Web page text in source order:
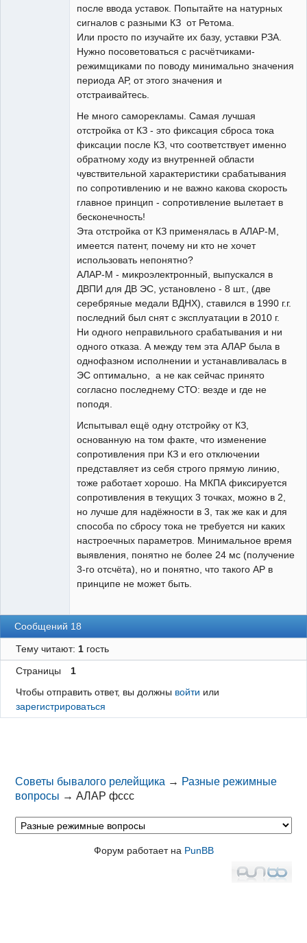
после ввода уставок. Попытайте на натурных
сигналов с разными КЗ от Ретома.
Или просто по изучайте их базу, уставки РЗА.
Нужно посоветоваться с расчётчиками-
режимщиками по поводу минимально значения
периода АР, от этого значения и
отстраивайтесь.
Не много саморекламы. Самая лучшая
отстройка от КЗ - это фиксация сброса тока
фиксации после КЗ, что соответствует именно
обратному ходу из внутренней области
чувствительной характеристики срабатывания
по сопротивлению и не важно какова скорость
главное принцип - сопротивление вылетает в
бесконечность!
Эта отстройка от КЗ применялась в АЛАР-М,
имеется патент, почему ни кто не хочет
использовать непонятно?
АЛАР-М - микроэлектронный, выпускался в
ДВПИ для ДВ ЭС, установлено - 8 шт., (две
серебряные медали ВДНХ), ставился в 1990 г.г.
последний был снят с эксплуатации в 2010 г.
Ни одного неправильного срабатывания и ни
одного отказа. А между тем эта АЛАР была в
однофазном исполнении и устанавливалась в
ЭС оптимально, а не как сейчас принято
согласно последнему СТО: везде и где не
поподя.
Испытывал ещё одну отстройку от КЗ,
основанную на том факте, что изменение
сопротивления при КЗ и его отключении
представляет из себя строго прямую линию,
тоже работает хорошо. На МКПА фиксируется
сопротивления в текущих 3 точках, можно в 2,
но лучше для надёжности в 3, так же как и для
способа по сбросу тока не требуется ни каких
настроечных параметров. Минимальное время
выявления, понятно не более 24 мс (получение
3-го отсчёта), но и понятно, что такого АР в
принципе не может быть.
Сообщений 18
Тему читают: 1гость
Страницы
1
Чтобы отправить ответ, вы должны войти или
зарегистрироваться
Советы бывалого релейщика → Разные режимные
вопросы →АЛАР фссс
Форум работает на PunBB